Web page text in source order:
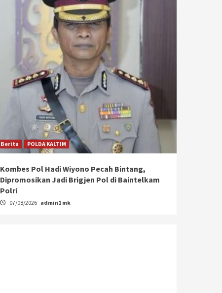
Berita POLDA KALTIM
Kombes Pol Hadi Wiyono Pecah Bintang,
Dipromosikan Jadi Brigjen Pol di Baintelkam
Polri
07/08/2026 admin1 mk